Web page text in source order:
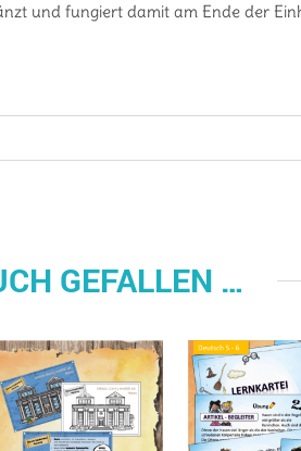
und fungiert damit am Ende der
GEFALLEN …